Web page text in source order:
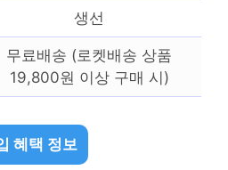
생선
무료배송 (로켓배송 상품
19,800원 이상 구매 시)
혜택 정보